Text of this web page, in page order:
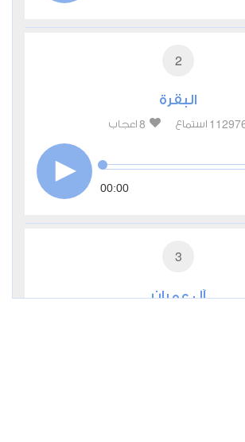
2
البقرة
استماع 8 اعجاب
00:00
3
آل عمران